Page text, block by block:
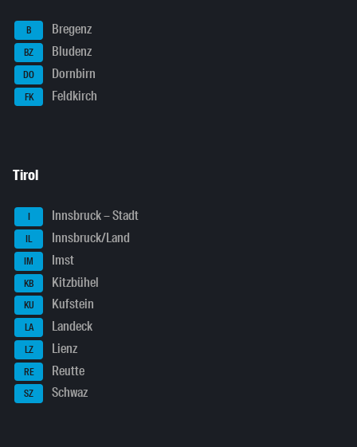
B Bregenz
BZ Bludenz
DO Dornbirn
FK Feldkirch
Tirol
I Innsbruck – Stadt
IL Innsbruck/Land
IM Imst
KB Kitzbühel
KU Kufstein
LA Landeck
LZ Lienz
RE Reutte
SZ Schwaz